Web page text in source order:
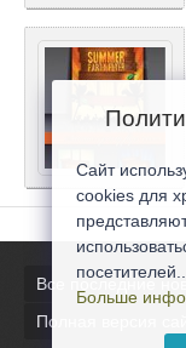
Все последние
Полная версия
Сайт
cookies для
посетителей...
Больше